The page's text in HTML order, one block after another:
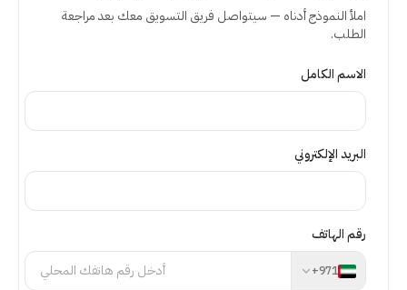
املأ النموذج أدناه — سيتواصل فريق التسويق معك بعد مراجعة
الطلب.
الاسم الكامل
البريد الإلكتروني
رقم الهاتف
+971